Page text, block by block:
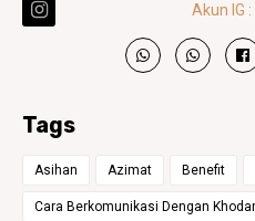
Akun IG
Tags
Asihan Azimat Benefit
Cara Berkomunikasi Dengan